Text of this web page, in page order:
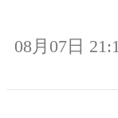
08月07日